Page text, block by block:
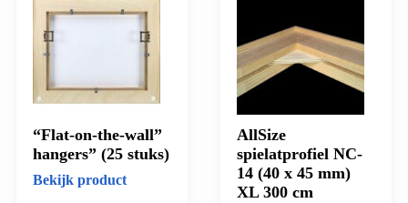
“Flat-on-the-wall”
hangers” (25 stuks)
Bekijk product
AllSize
spielatprofiel NC-
14 (40 x 45 mm)
XL 300 cm